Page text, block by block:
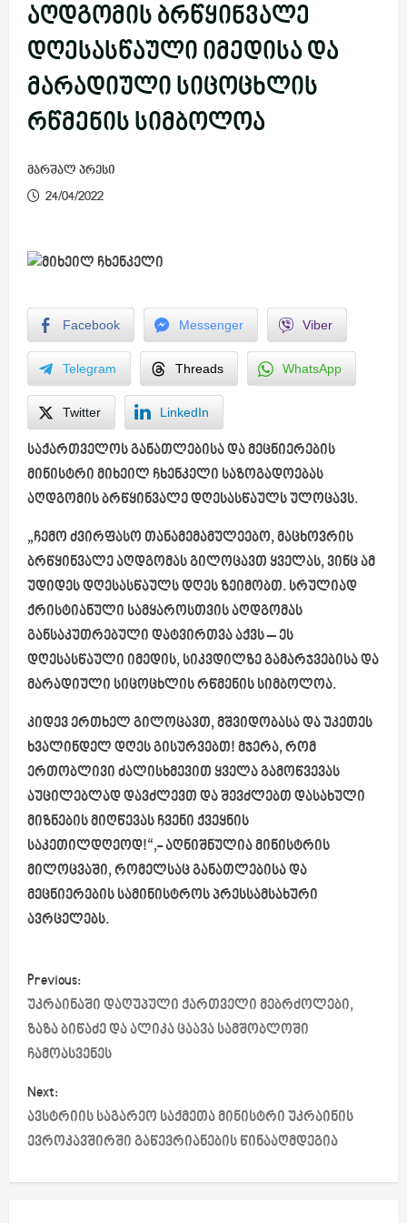
აღდგომის ბრწყინვალე
დღესასწაული იმედისა და
მარადიული სიცოცხლის
რწმენის სიმბოლოა
მარშალ პრესი
24/04/2022
Facebook Messenger Viber
Telegram Threads WhatsApp
Twitter LinkedIn
საქართველოს განათლებისა და მეცნიერების
მინისტრი მიხეილ ჩხენკელი საზოგადოებას
აღდგომის ბრწყინვალე დღესასწაულს ულოცავს.
„ჩემო ძვირფასო თანამემამულეებო, მაცხოვრის
ბრწყინვალე აღდგომას გილოცავთ ყველას, ვინც ამ
უდიდეს დღესასწაულს დღესზეიმობთ. სრულიად
ქრისტიანული სამყაროსთვის აღდგომას
განსაკუთრებული დატვირთვა აქვს – ეს
დღესასწაული იმედის, სიკვდილზე გამარჯვებისა და
მარადიული სიცოცხლის რწმენის სიმბოლოა.
კიდევ ერთხელ გილოცავთ, მშვიდობასა და უკეთეს
ხვალინდელ დღეს გისურვებთ! მჯერა, რომ
ერთობლივი ძალისხმევით ყველა გამოწვევას
აუცილებლად დავძლევთ და შევძლებთ დასახული
მიზნების მიღწევას ჩვენი ქვეყნის
საკეთილდღეოდ!“,- აღნიშნულია მინისტრის
მილოცვაში, რომელსაც განათლებისა და
მეცნიერების სამინისტროს პრესსამსახური
ავრცელებს.
P
o
s
t
n
Previous:
უკრაინაში დაღუპული ქართველი მებრძოლები,
ზაზა ბიწაძე და ალიკა ცაავა სამშობლოში
ჩამოასვენეს
Next:
ავსტრიის საგარეო საქმეთა მინისტრი უკრაინის
ევროკავშირში გაწევრიანების წინააღმდეგია